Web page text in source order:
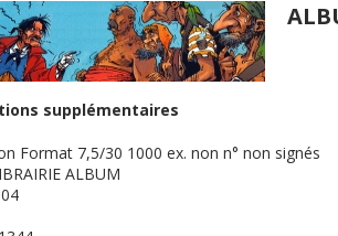
supplémentaires
Format 7,5/30 1000 ex. non n° non signés
ALBUM